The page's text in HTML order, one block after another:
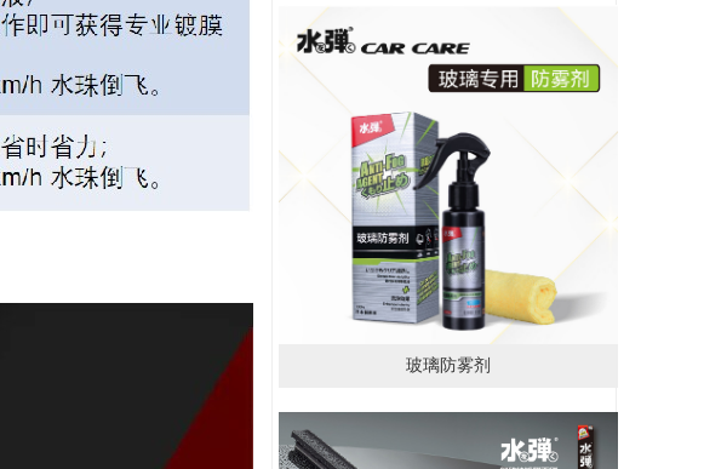
玻璃防雾剂